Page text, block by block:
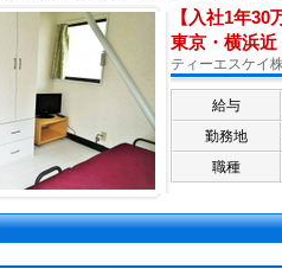
【入社1年
東京・横浜近
ティーエスケイ
給与
勤務地
職種